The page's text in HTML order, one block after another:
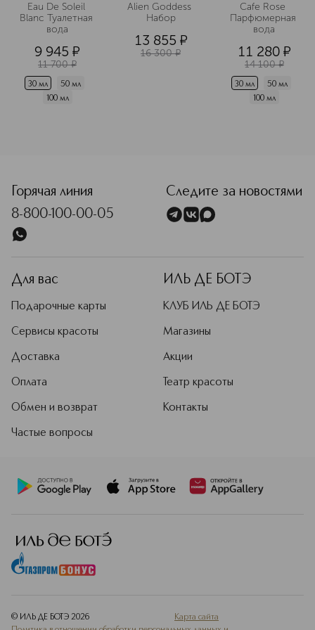
Eau De Soleil
Blanc Туалетная
вода
9 945 ¤
11 700 ¤
30 мл
50 мл
100 мл
Alien Goddess
Набор
13 855 ¤
16 300 ¤
Cafe Rose
Парфюмерная
вода
11 280 ¤
14 100 ¤
30 мл
50 мл
100 мл
Горячая линия
8-800-100-00-05
Следите за новостями
Для вас
Подарочные карты
Сервисы красоты
Доставка
Оплата
Обмен и возврат
Частые вопросы
ИЛЬ ДЕ БОТЭ
КЛУБ ИЛЬ ДЕ БОТЭ
Магазины
Акции
Театр красоты
Контакты
© ИЛЬ ДЕ БОТЭ 2026
Карта сайта